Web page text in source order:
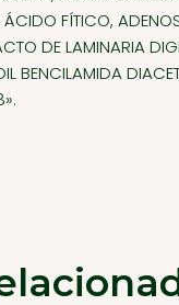
ÁCIDO FÍTICO,
DE LAMINARIA
BENCILAMIDA